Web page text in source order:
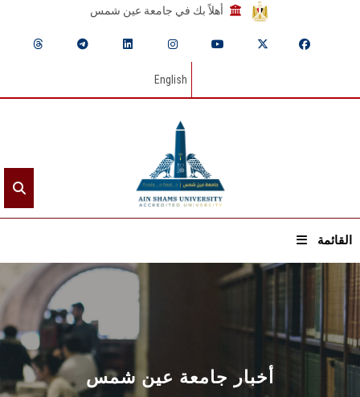
أهلاً بك في جامعة عين شمس
English
القائمة
الرئيسيـة
عن الجامعة
القطاعـات أخبار جامعة عين شمس